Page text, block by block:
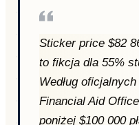
Sticker price $82
to fikcja dla 55%
Według
Financial Aid
poniżej $100 000